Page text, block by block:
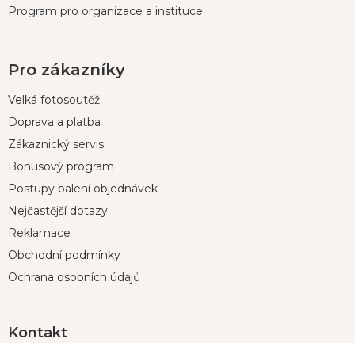
Program pro organizace a instituce
Pro zákazníky
Velká fotosoutěž
Doprava a platba
Zákaznický servis
Bonusový program
Postupy balení objednávek
Nejčastější dotazy
Reklamace
Obchodní podmínky
Ochrana osobních údajů
Kontakt